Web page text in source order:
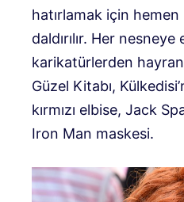
hatırlamak için hemen
daldırılır. Her
karikatürlerden
Güzel Kitabı,
kırmızı elbise, Jack
Iron Man maskesi.